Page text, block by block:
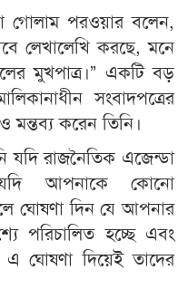
গোলাম পরওয়ার বলেন,
লেখালেখি করছে, মনে
মুখপাত্র।” একটি বড়
সংবাদপত্রের
করেন তিনি।
রাজনৈতিক এজেন্ডা
আপনাকে কোনো
ঘোষণা দিন যে আপনার
পরিচালিত হচ্ছে এবং
ঘোষণা দিয়েই তাদের